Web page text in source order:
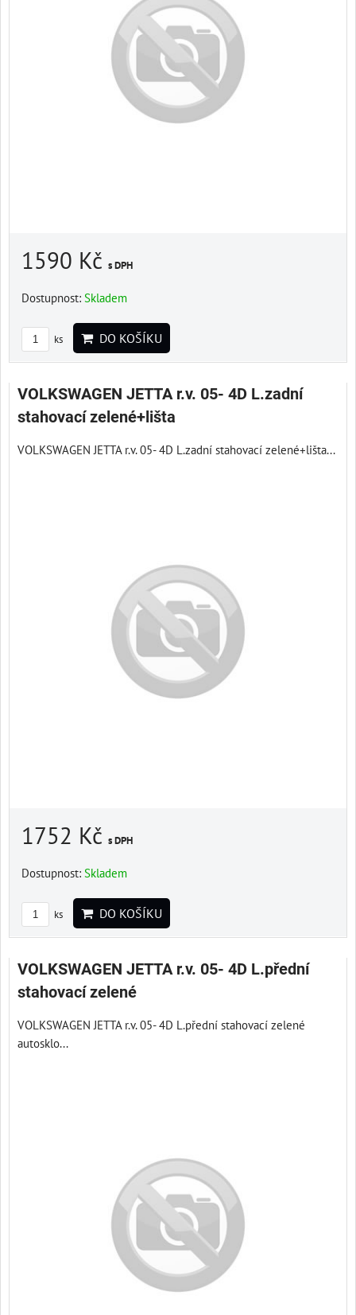
1590 Kč s DPH
Dostupnost: Skladem
ks DO KOŠÍKU
VOLKSWAGEN JETTA r.v. 05- 4D L.zadní
stahovací zelené+lišta
VOLKSWAGEN JETTA r.v. 05- 4D L.zadní stahovací zelené+lišta...
1752 Kč s DPH
Dostupnost: Skladem
ks DO KOŠÍKU
VOLKSWAGEN JETTA r.v. 05- 4D L.přední
stahovací zelené
VOLKSWAGEN JETTA r.v. 05- 4D L.přední stahovací zelené
autosklo...